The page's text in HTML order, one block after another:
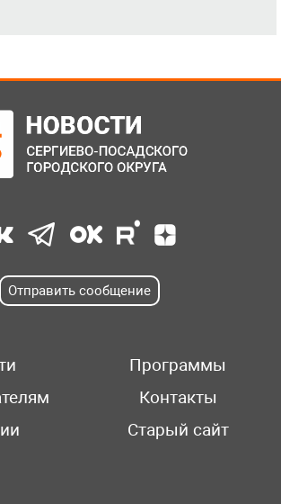
Отправить сообщение
Программы
Контакты
Старый сайт